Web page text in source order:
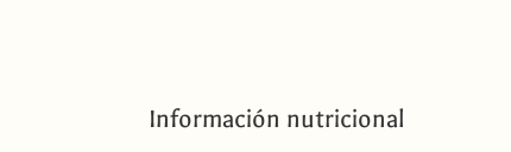
Información nutricional